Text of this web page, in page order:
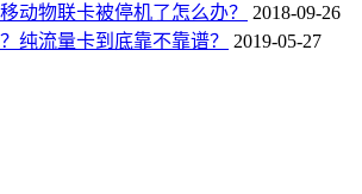
动物联卡被停机了怎么办？
2018-09-26
纯流量卡到底靠不靠谱？
2019-05-27